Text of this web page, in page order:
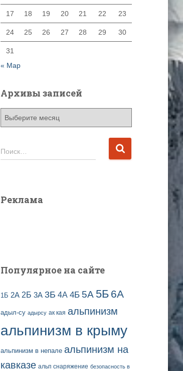
17 18 19 20 21 22 23
24 25 26 27 28 29 30
31
« Мар
Архивы записей
в
п
Н
а
:
Поиск…
Реклама
Популярное на сайте
1Б 2А 2Б 3А 3Б 4А 4Б 5А 5Б 6А
адыл-су адырсу ак кая альпинизм
альпинизм в крыму
альпинизм в непале альпинизм на
кавказе альп снаряжение безопасность в